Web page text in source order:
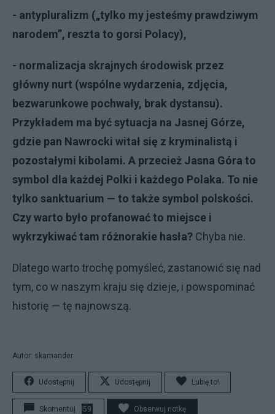
- antypluralizm („tylko my jesteśmy prawdziwym
narodem”, reszta to gorsi Polacy),
- normalizacja skrajnych środowisk przez
główny nurt (wspólne wydarzenia, zdjęcia,
bezwarunkowe pochwały, brak dystansu).
Przykładem ma być sytuacja na Jasnej Górze,
gdzie pan Nawrocki witał się z kryminalistą i
pozostałymi kibolami. A przecież Jasna Góra to
symbol dla każdej Polki i każdego Polaka. To nie
tylko sanktuarium — to także symbol polskości.
Czy warto było profanować to miejsce i
wykrzykiwać tam różnorakie hasła? Chyba nie.
Dlatego warto trochę pomyśleć, zastanowić się nad
tym, co w naszym kraju się dzieje, i powspominać
historię — tę najnowszą.
Autor: skamander
Udostępnij Udostępnij Lubię to!
Skomentuj 59 Obserwuj notkę